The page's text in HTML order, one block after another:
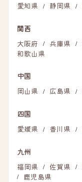
愛知県
/ 静岡県 /
関西
大阪府
/ 兵庫県 /
和歌山県
中国
岡山県
/ 広島県 /
四国
愛媛県
/ 香川県 /
九州
福岡県
/ 佐賀県 /
/ 鹿児島県